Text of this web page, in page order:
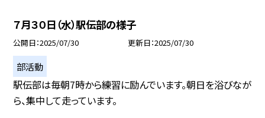
７月３０日（水）駅伝部の様子
公開日 2025/07/30 更新日 2025/07/30
部活動
駅伝部は毎朝7時から練習に励んでいます。朝日を浴びなが
ら、集中して走っています。